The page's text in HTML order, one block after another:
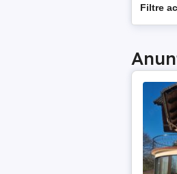
Filtre